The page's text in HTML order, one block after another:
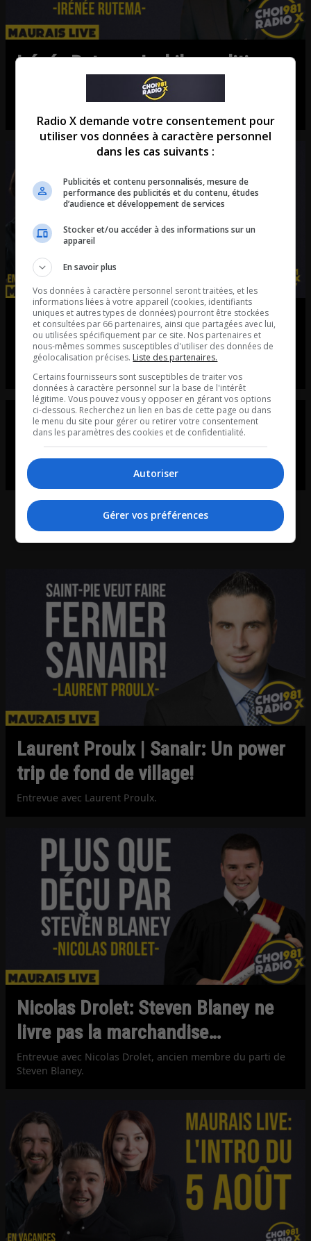
Irénée Rutema: Le bilan politique
L’introduction | Qui ferait mieux
que Mark Carney? PERSONNE!
L’introduction du 6 août.
Maurais Live – Intégral du 05-08-
2026
Maurais Live - Intégral du 05-08-2026
Laurent Proulx | Sanair: Un power
trip de fond de village!
Entrevue avec Laurent Proulx.
Nicolas Drolet: Steven Blaney ne
livre pas la marchandise…
Entrevue avec Nicolas Drolet, ancien membre du parti de
Steven Blaney.
Radio X demande votre consentement pour
utiliser vos données à caractère personnel
dans les cas suivants :
Publicités et contenu personnalisés, mesure de
performance des publicités et du contenu, études
d’audience et développement de services
Stocker et/ou accéder à des informations sur un
appareil
En savoir plus
Vos données à caractère personnel seront traitées, et les
informations liées à votre appareil (cookies, identifiants
uniques et autres types de données) pourront être stockées
et consultées par 66 partenaires, ainsi que partagées avec lui,
ou utilisées spécifiquement par ce site. Nos partenaires et
nous-mêmes sommes susceptibles d'utiliser des données de
géolocalisation précises. Liste des partenaires.
Certains fournisseurs sont susceptibles de traiter vos
données à caractère personnel sur la base de l'intérêt
légitime. Vous pouvez vous y opposer en gérant vos options
ci-dessous. Recherchez un lien en bas de cette page ou dans
le menu du site pour gérer ou retirer votre consentement
dans les paramètres des cookies et de confidentialité.
Autoriser
Gérer vos préférences